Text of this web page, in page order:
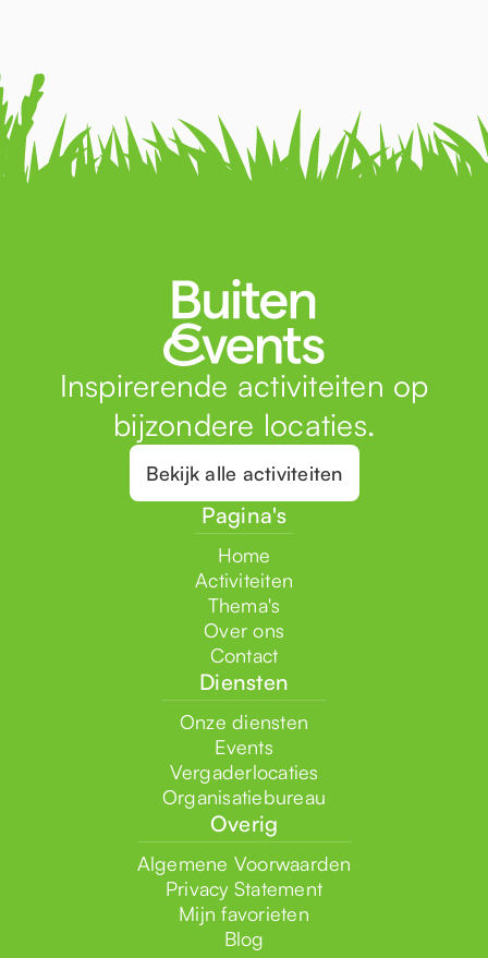
Inspirerende activiteiten op
bijzondere locaties.
Bekijk alle activiteiten
Pagina's
Home
Activiteiten
Thema's
Over ons
Contact
Diensten
Onze diensten
Events
Vergaderlocaties
Organisatiebureau
Overig
Algemene Voorwaarden
Privacy Statement
Mijn favorieten
Blog